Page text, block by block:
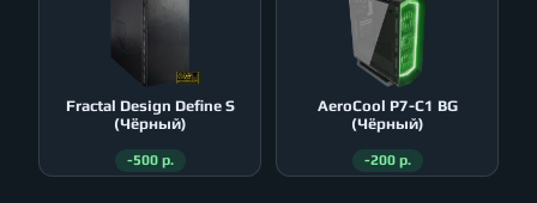
Fractal Design Define S
(Чёрный)
-500 р.
AeroСool P7-C1 BG
(Чёрный)
-200 р.